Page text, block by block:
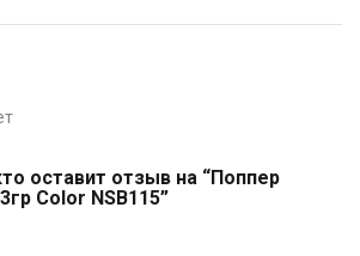
оставит отзыв на “Поппер
Color NSB115”